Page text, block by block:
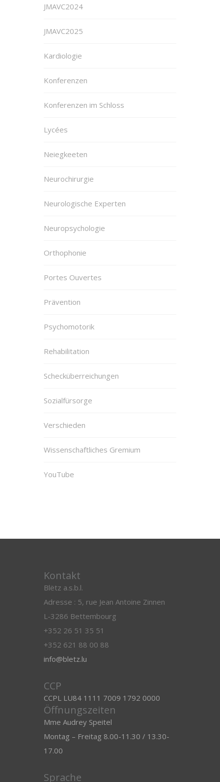
JMAVC2024
JMAVC2025
Kardiologie
Konferenzen
Konferenzen im Schloss
Lycées
Neiegkeeten
Neurochirurgie
Neurologische Experten
Neuropsychologie
Orthophonie
Portes Ouvertes
Prävention
Psychomotorik
Rehabilitation
Schecküberreichungen
Sozialfürsorge
Verschieden
Wissenschaftliches Gremium
YouTube
Kontakt
Blëtz a.s.b.l.
Adresse : 5, rue Jean Antoine Zinnen
L-3286 Bettembourg
+352 26 51 35 51
+352 621 88 00 88
info@bletz.lu
CCP
CCPL LU84 1111 7009 1792 0000
Öffnungszeiten
Mme Audrey Speitel
Montag – Freitag 8.00-11.30 / 13.30-
17.00
Sprache